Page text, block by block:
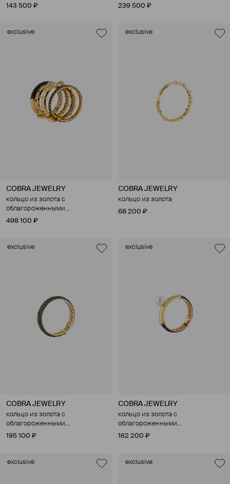
143 500 ₽
бриллиантами и
239 500 ₽
exclusive
COBRA JEWELRY
кольцо из золота с
облагороженными
бриллиантами
498 100 ₽
exclusive
COBRA JEWELRY
кольцо из золота
68 200 ₽
exclusive
COBRA JEWELRY
кольцо из золота с
облагороженными
бриллиантами
195 100 ₽
exclusive
COBRA JEWELRY
кольцо из золота с
облагороженными
бриллиантами и
162 200 ₽
exclusive exclusive